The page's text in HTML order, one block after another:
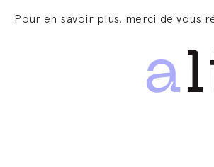
Pour en savoir plus, merci de vous